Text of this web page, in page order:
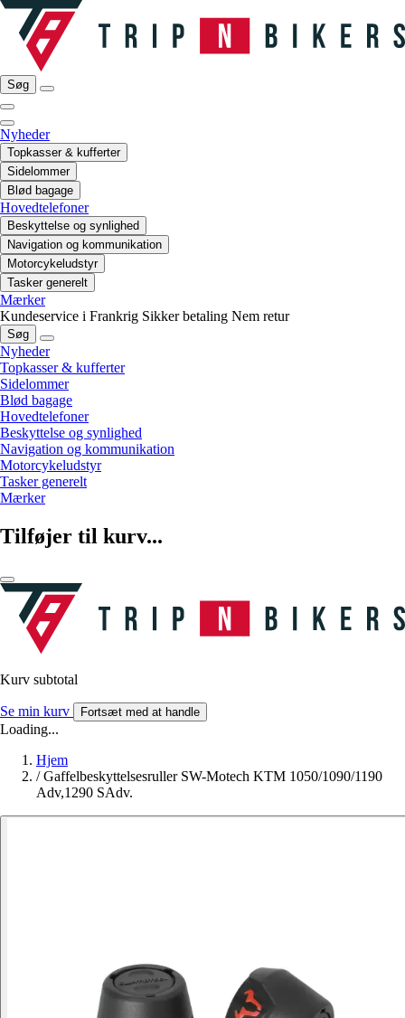
Søg
Nyheder
Topkasser & kufferter
Sidelommer
Blød bagage
Hovedtelefoner
Beskyttelse og synlighed
Navigation og kommunikation
Motorcykeludstyr
Tasker generelt
Mærker
Kundeservice i Frankrig Sikker betaling Nem retur
Søg
Nyheder
Topkasser & kufferter
Sidelommer
Blød bagage
Hovedtelefoner
Beskyttelse og synlighed
Navigation og kommunikation
Motorcykeludstyr
Tasker generelt
Mærker
Tilføjer til kurv...
Kurv subtotal
Se min kurv Fortsæt med at handle
Loading...
Hjem
/ Gaffelbeskyttelsesruller SW-Motech KTM 1050/1090/1190
Adv,1290 SAdv.